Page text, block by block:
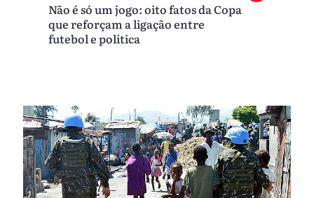
Não é só um jogo: oito fatos da Copa
que reforçam a ligação entre
futebol e política